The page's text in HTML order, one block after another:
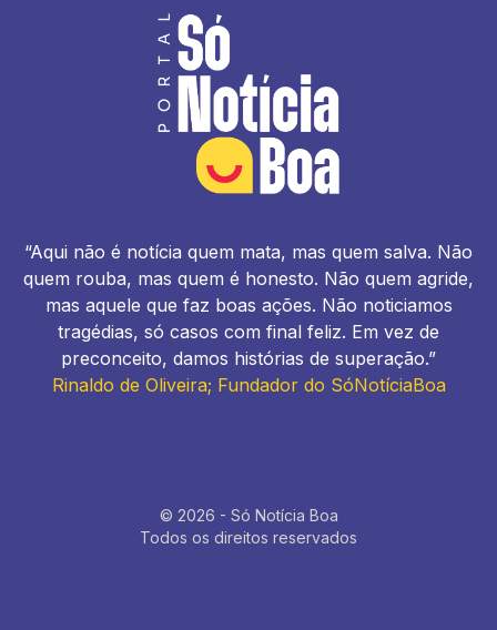
“Aqui não é notícia quem mata, mas quem salva. Não
quem rouba, mas quem é honesto. Não quem agride,
mas aquele que faz boas ações. Não noticiamos
tragédias, só casos com final feliz. Em vez de
preconceito, damos histórias de superação.”
Rinaldo de Oliveira; Fundador do SóNotíciaBoa
© 2026 - Só Notícia Boa
Todos os direitos reservados